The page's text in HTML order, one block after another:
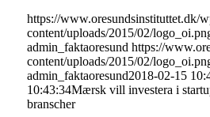
https://www.oresundsinstituttet.dk/
content/uploads/2015/02/
admin_faktaoresund https://
content/uploads/2015/02/
admin_faktaoresund2018-02-15
10:43:34Mærsk vill investera i
branscher